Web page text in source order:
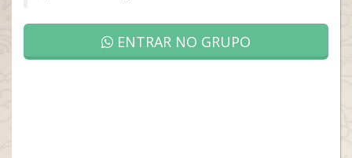
ENTRAR NO GRUPO